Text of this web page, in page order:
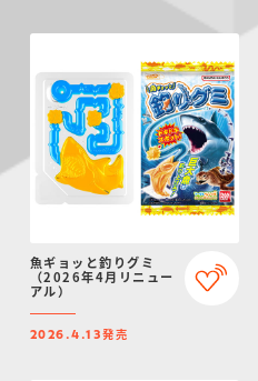
魚ギョッと釣りグミ
（2026年4月リニュー
アル）
2026.4.13発売